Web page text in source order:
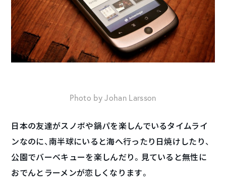
Photo by Johan Larsson
日本の友達がスノボや鍋パを楽しんでいるタイムライ
ンなのに、南半球にいると海へ行ったり日焼けしたり、
公園でバーベキューを楽しんだり。見ていると無性に
おでんとラーメンが恋しくなります。